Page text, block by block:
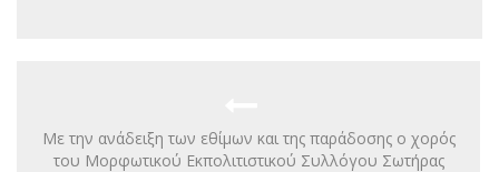
Με την ανάδειξη των εθίμων και της παράδοσης ο χορός
του Μορφωτικού Εκπολιτιστικού Συλλόγου Σωτήρας